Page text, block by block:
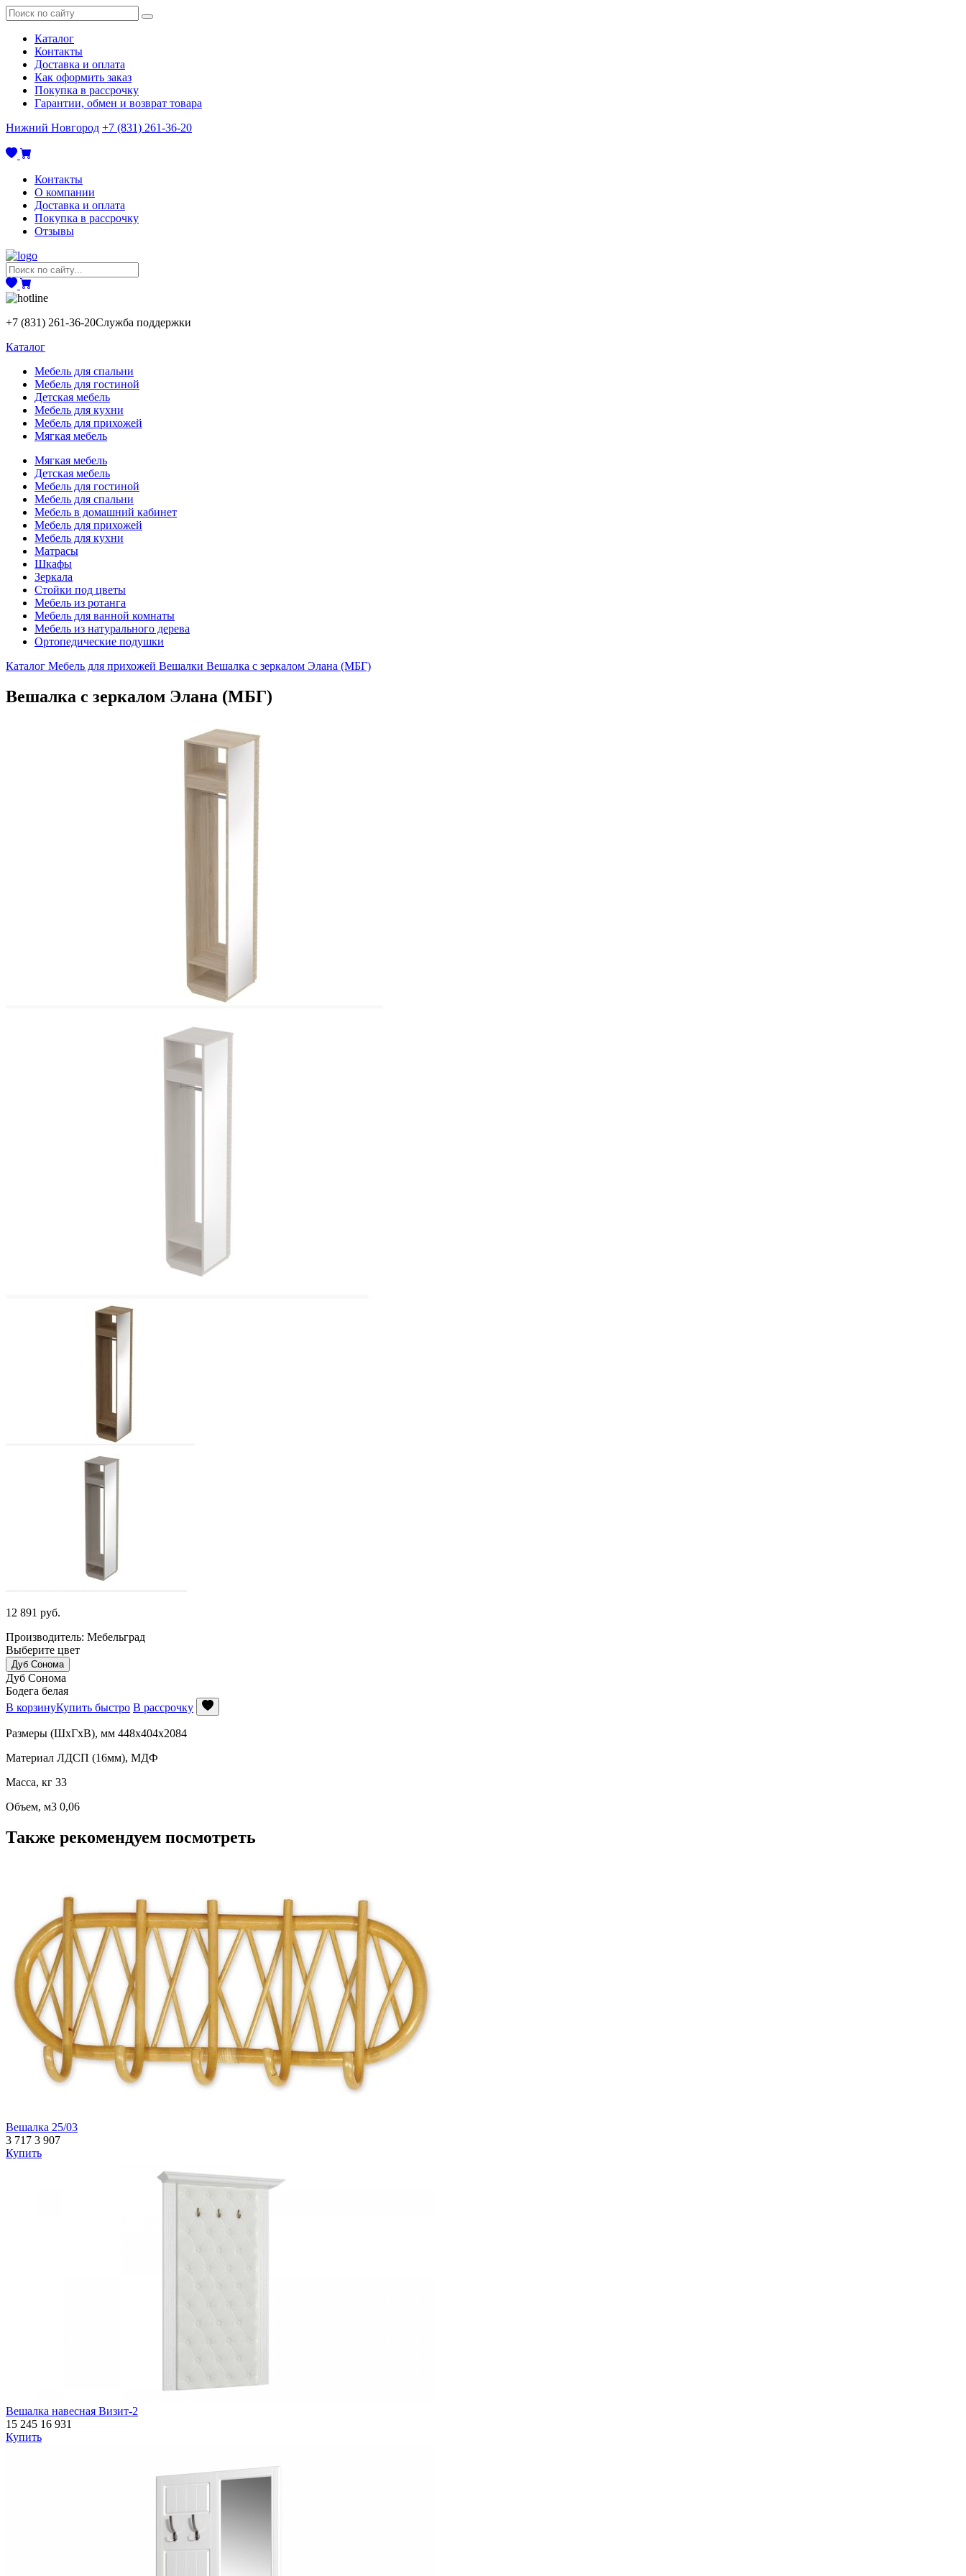
Каталог
Контакты
Доставка и оплата
Как оформить заказ
Покупка в рассрочку
Гарантии, обмен и возврат товара
Нижний Новгород +7 (831) 261-36-20
Контакты
О компании
Доставка и оплата
Покупка в рассрочку
Отзывы
+7 (831) 261-36-20Служба поддержки
Каталог
Мебель для спальни
Мебель для гостиной
Детская мебель
Мебель для кухни
Мебель для прихожей
Мягкая мебель
Мягкая мебель
Детская мебель
Мебель для гостиной
Мебель для спальни
Мебель в домашний кабинет
Мебель для прихожей
Мебель для кухни
Матрасы
Шкафы
Зеркала
Стойки под цветы
Мебель из ротанга
Мебель для ванной комнаты
Мебель из натурального дерева
Ортопедические подушки
Каталог Мебель для прихожей Вешалки Вешалка с зеркалом Элана (МБГ)
Вешалка с зеркалом Элана (МБГ)
12 891 руб.
Производитель: Мебельград
Выберите цвет
Дуб Сонома
Дуб Сонома
Бодега белая
В корзинуКупить быстро В рассрочку
Размеры (ШхГхВ), мм 448х404х2084
Материал ЛДСП (16мм), МДФ
Масса, кг 33
Объем, м3 0,06
Также рекомендуем посмотреть
Вешалка 25/03
3 717 3 907
Купить
Вешалка навесная Визит-2
15 245 16 931
Купить